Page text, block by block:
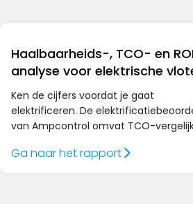
Haalbaarheids-, TCO- en
analyse voor elektrische
en locaties
Ken de cijfers voordat je gaat
elektrificeren. De
van Ampcontrol omvat TCO-
netcapaciteit, afmetingen van de
Ga naar het rapport